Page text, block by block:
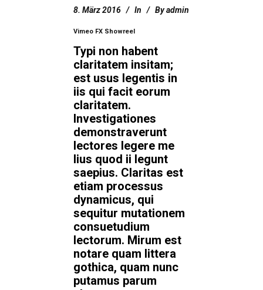
8. März 2016 In Byadmin
Vimeo FX Showreel
Typi non habent
claritatem insitam;
est usus legentis in
iis qui facit eorum
claritatem.
Investigationes
demonstraverunt
lectores legere me
lius quod ii legunt
saepius. Claritas est
etiam processus
dynamicus, qui
sequitur mutationem
consuetudium
lectorum. Mirum est
notare quam littera
gothica, quam nunc
putamus parum